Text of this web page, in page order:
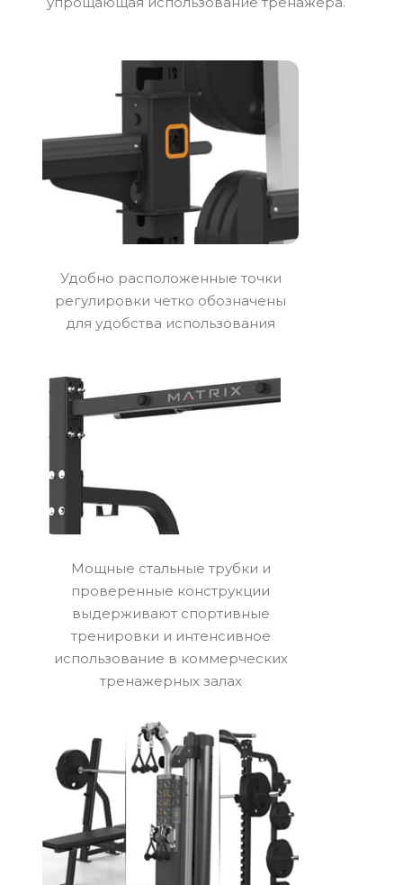
Удобно расположенные точки
регулировки четко обозначены
для удобства использования
Мощные стальные трубки и
проверенные конструкции
выдерживают спортивные
тренировки и интенсивное
использование в коммерческих
тренажерных залах